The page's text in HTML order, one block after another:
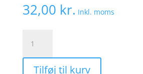
32,00 kr. Inkl. moms
Prop,
Tilføj til kurv